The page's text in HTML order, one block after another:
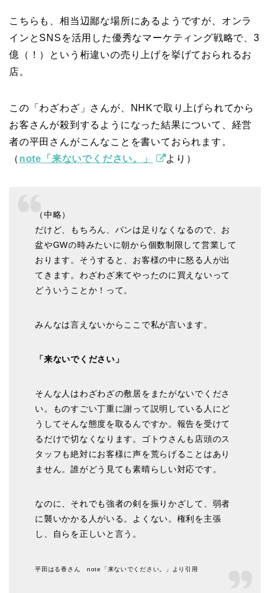
こちらも、相当辺鄙な場所にあるようですが、オンラ
インとSNSを活用した優秀なマーケティング戦略で、3
億（！）という桁違いの売り上げを挙げておられるお
店。
この「わざわざ」さんが、NHKで取り上げられてから
お客さんが殺到するようになった結果について、経営
者の平田さんがこんなことを書いておられます。
（ note「来ないでください。」 より）
（中略）
だけど、もちろん、パンは足りなくなるので、お
盆やGWの時みたいに朝から個数制限して営業して
おります。そうすると、お客様の中に怒る人が出
てきます。わざわざ来てやったのに買えないって
どういうことか！って。
みんなは言えないからここで私が言います。
「来ないでください」
そんな人はわざわざの敷居をまたがないでくださ
い。ものすごい丁重に謝って説明している人にど
うしてそんな態度を取るんですか。報告を受けて
るだけで切なくなります。ゴトウさんも店頭のス
タッフも絶対にお客様に声を荒らげることはあり
ません。誰がどう見ても素晴らしい対応です。
なのに、それでも強者の剣を振りかざして、弱者
に襲いかかる人がいる。よくない。権利を主張
し、自らを正しいと言う。
平田はる香さん note「来ないでください。」より引用